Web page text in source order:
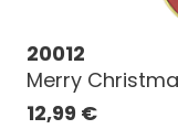
20012
Merry
12,99 €